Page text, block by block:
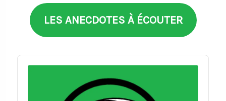
LES ANECDOTES À ÉCOUTER
Audio
Player